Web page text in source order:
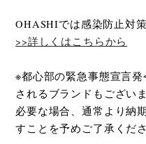
OHASHIでは感染防止対
>>詳しくはこちらから
※都心部の緊急事態宣言
されるブランドもござい
必要な場合、通常より納
すことを予めご了承くださ